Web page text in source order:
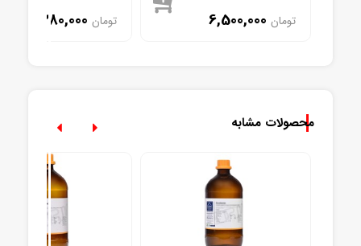
6,500,000 تومان 2,280,000 تومان
محصولات مشابه